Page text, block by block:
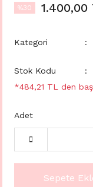
%30 1.400,00
Kategori
Stok Kodu
*484,21 TL den
Adet
Sepete